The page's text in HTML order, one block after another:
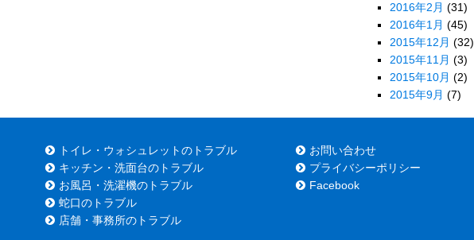
2016年2月 (31)
2016年1月 (45)
2015年12月 (32)
2015年11月 (3)
2015年10月 (2)
2015年9月 (7)
トイレ・ウォシュレットのトラブル
キッチン・洗面台のトラブル
お風呂・洗濯機のトラブル
蛇口のトラブル
店舗・事務所のトラブル
お問い合わせ
プライバシーポリシー
Facebook